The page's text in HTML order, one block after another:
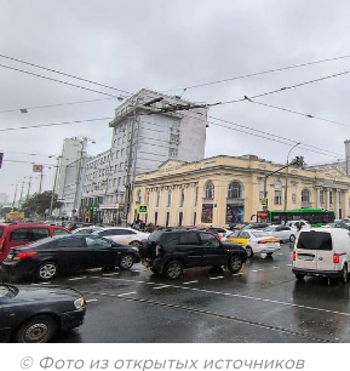
© Фото из открытых источников